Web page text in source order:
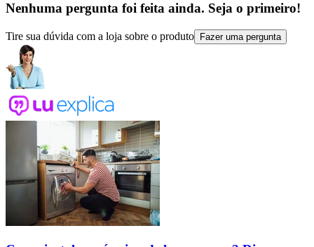
Nenhuma pergunta foi feita ainda. Seja o primeiro!
Tire sua dúvida com a loja sobre o produto Fazer uma pergunta